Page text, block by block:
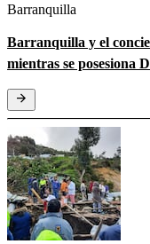
Barranquilla
Barranquilla y el
mientras se posesiona